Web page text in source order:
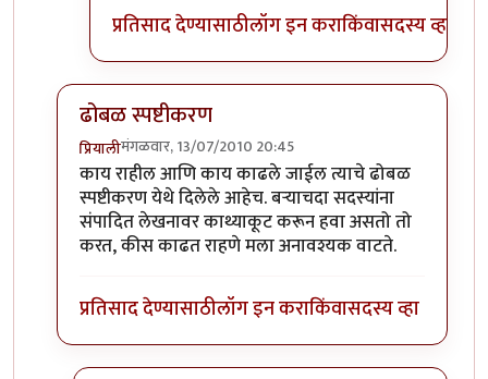
प्रतिसाद देण्यासाठीलॉग इन कराकिंवासदस्य व्हा
ढोबळ स्पष्टीकरण
प्रियालीमंगळवार, 13/07/2010 20:45
In reply toत्याविषयीbyलंबूटांग
काय राहील आणि काय काढले जाईल त्याचे ढोबळ
स्पष्टीकरण येथे दिलेले आहेच. बर्‍याचदा सदस्यांना
संपादित लेखनावर काथ्याकूट करून हवा असतो तो
करत, कीस काढत राहणे मला अनावश्यक वाटते.
प्रतिसाद देण्यासाठीलॉग इन कराकिंवासदस्य व्हा